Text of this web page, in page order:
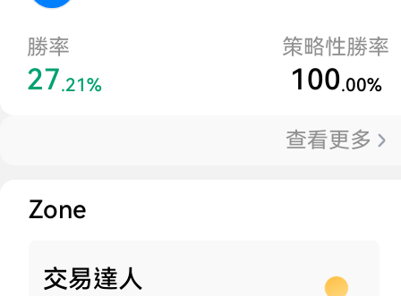
勝率
27.21%
策略性勝率
100.00%
查看更多
Zone
交易達人